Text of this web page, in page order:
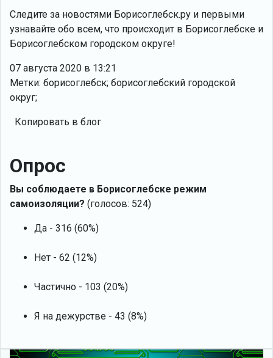
Следите за новостями Борисоглебск.ру и первыми
узнавайте обо всем, что происходит в Борисоглебске и
Борисоглебском городском округе!
07 августа 2020 в 13:21
Метки: борисоглебск; борисоглебский городской
округ;
Копировать в блог
Опрос
Вы соблюдаете в Борисоглебске режим
самоизоляции? (голосов: 524)
Да - 316 (60%)
Нет - 62 (12%)
Частично - 103 (20%)
Я на дежурстве - 43 (8%)